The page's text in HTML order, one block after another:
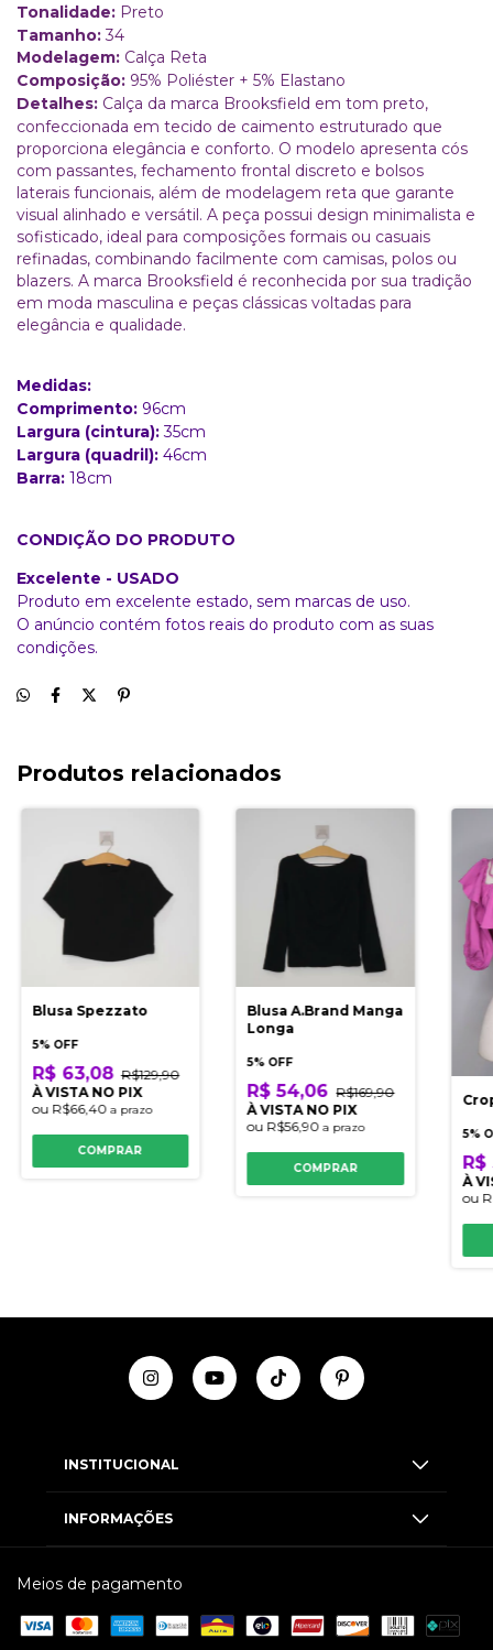
Tonalidade: Preto
Tamanho:34
Modelagem: Calça Reta
Composição: 95% Poliéster + 5% Elastano
Detalhes: Calça da marca Brooksfield em tom preto,
confeccionada em tecido de caimento estruturado que
proporciona elegância e conforto. O modelo apresenta cós
com passantes, fechamento frontal discreto e bolsos
laterais funcionais, além de modelagem reta que garante
visual alinhado e versátil. A peça possui design minimalista e
sofisticado, ideal para composições formais ou casuais
refinadas, combinando facilmente com camisas, polos ou
blazers. A marca Brooksfield é reconhecida por sua tradição
em moda masculina e peças clássicas voltadas para
elegância e qualidade.
Medidas:
Comprimento: 96cm
Largura (cintura):35cm
Largura (quadril): 46cm
Barra: 18cm
CONDIÇÃO DO PRODUTO
Excelente - USADO
Produto em excelente estado, sem marcas de uso.
O anúncio contém fotos reais do produto com as suas
condições.
Produtos relacionados
Blusa Spezzato
5% OFF
R$ 63,08 R$129,90
À VISTA NO PIX
ou R$66,40 a prazo
COMPRAR
Blusa A.Brand Manga
Longa
5% OFF
R$ 54,06 R$169,90
À VISTA NO PIX
ou R$56,90a prazo
COMPRAR
5%
À
ou
INSTITUCIONAL
INFORMAÇÕES
Meios de pagamento